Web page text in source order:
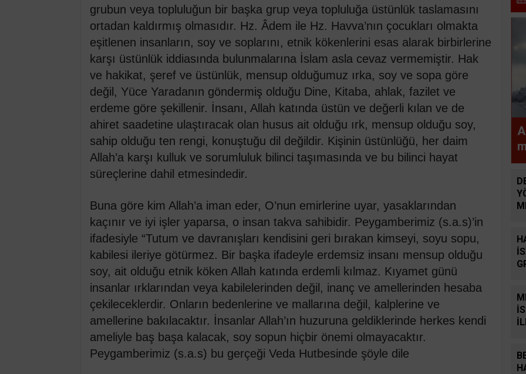
grubun veya topluluğun bir başka grup veya topluluğa üstünlük taslamasını
ortadan kaldırmış olmasıdır. Hz. Âdem ile Hz. Havva’nın çocukları olmakta
eşitlenen insanların, soy ve soplarını, etnik kökenlerini esas alarak birbirlerine
karşı üstünlük iddiasında bulunmalarına İslam asla cevaz vermemiştir. Hak
ve hakikat, şeref ve üstünlük, mensup olduğumuz ırka, soy ve sopa göre
değil, Yüce Yaradanın göndermiş olduğu Dine, Kitaba, ahlak, fazilet ve
erdeme göre şekillenir. İnsanı, Allah katında üstün ve değerli kılan ve de
ahiret saadetine ulaştıracak olan husus ait olduğu ırk, mensup olduğu soy,
sahip olduğu ten rengi, konuştuğu dil değildir. Kişinin üstünlüğü, her daim
Allah’a karşı kulluk ve sorumluluk bilinci taşımasında ve bu bilinci hayat
süreçlerine dahil etmesindedir.
Buna göre kim Allah’a iman eder, O’nun emirlerine uyar, yasaklarından
kaçınır ve iyi işler yaparsa, o insan takva sahibidir. Peygamberimiz (s.a.s)’in
ifadesiyle “Tutum ve davranışları kendisini geri bırakan kimseyi, soyu sopu,
kabilesi ileriye götürmez. Bir başka ifadeyle erdemsiz insanı mensup olduğu
soy, ait olduğu etnik köken Allah katında erdemli kılmaz. Kıyamet günü
insanlar ırklarından veya kabilelerinden değil, inanç ve amellerinden hesaba
çekileceklerdir. Onların bedenlerine ve mallarına değil, kalplerine ve
amellerine bakılacaktır. İnsanlar Allah’ın huzuruna geldiklerinde herkes kendi
ameliyle baş başa kalacak, soy sopun hiçbir önemi olmayacaktır.
Peygamberimiz (s.a.s) bu gerçeği Veda Hutbesinde şöyle dile